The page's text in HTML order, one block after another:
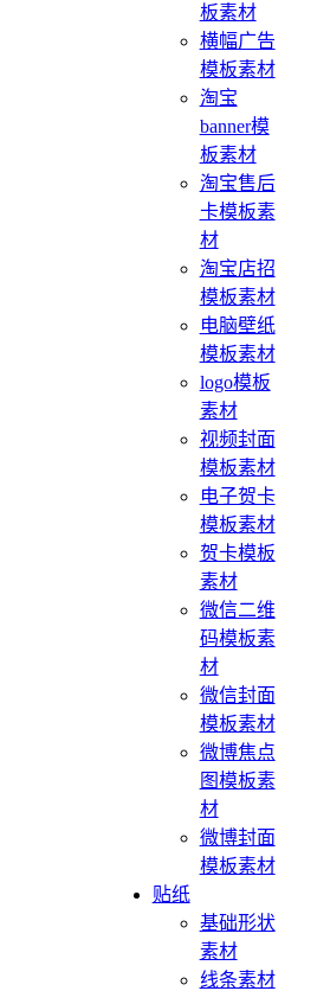
板素材
横幅广告
模板素材
淘宝
banner模
板素材
淘宝售后
卡模板素
材
淘宝店招
模板素材
电脑壁纸
模板素材
logo模板
素材
视频封面
模板素材
电子贺卡
模板素材
贺卡模板
素材
微信二维
码模板素
材
微信封面
模板素材
微博焦点
图模板素
材
微博封面
模板素材
贴纸
基础形状
素材
线条素材